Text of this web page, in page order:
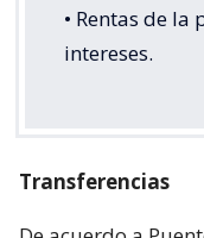
• Rentas de
intereses.
Transferencias